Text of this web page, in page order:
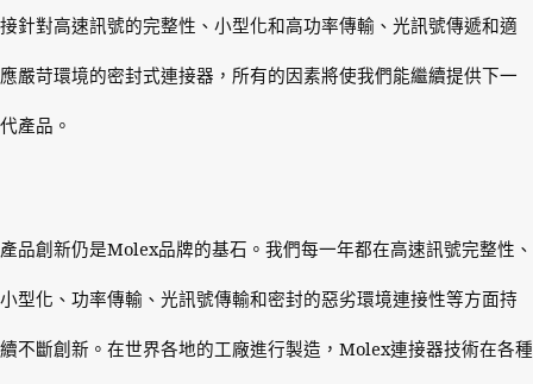
接針對高速訊號的完整性、小型化和高功率傳輸、光訊號傳遞和適
應嚴苛環境的密封式連接器，所有的因素將使我們能繼續提供下一
代產品。
產品創新仍是Molex品牌的基石。我們每一年都在高速訊號完整性、
小型化、功率傳輸、光訊號傳輸和密封的惡劣環境連接性等方面持
續不斷創新。在世界各地的工廠進行製造， Molex連接器技術在各種